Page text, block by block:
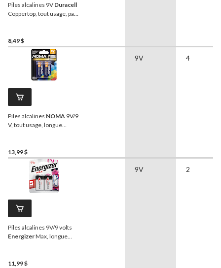
Piles alcalines 9V Duracell
Coppertop, tout usage, paq.
8,49 $
Piles alcalines NOMA 9V/9
V, tout usage, longue
13,99 $
9V 4
Piles alcalines 9V/9 volts
EnergizerMax, longue
11,99 $
9V 2